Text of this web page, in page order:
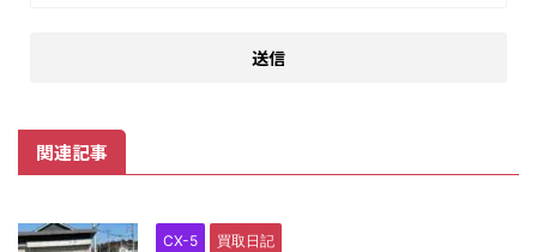
関連記事
CX-5 買取日記